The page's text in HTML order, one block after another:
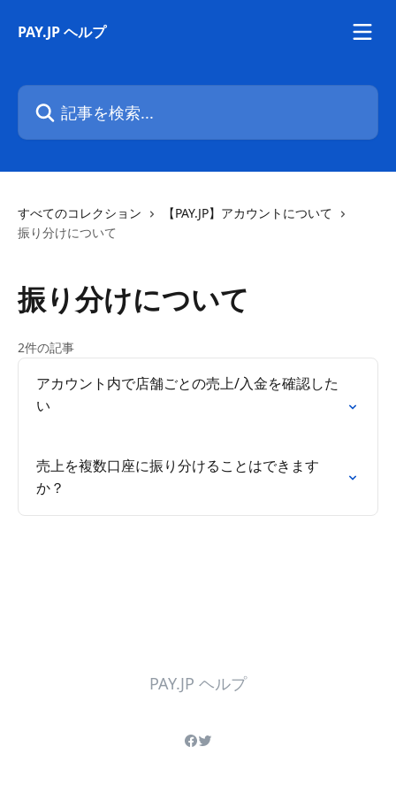
PAY.JP ヘルプ
記事を検索...
すべてのコレクション
【PAY.JP】アカウントについて
振り分けについて
振り分けについて
2件の記事
アカウント内で店舗ごとの売上/入金を確認した
い
売上を複数口座に振り分けることはできます
か？
PAY.JP ヘルプ